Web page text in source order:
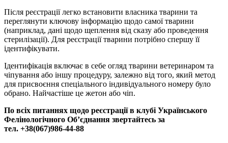
Після реєстрації легко встановити власника тварини та
переглянути ключову інформацію щодо самої тварини
(наприклад, дані щодо щеплення від сказу або проведення
стерилізації). Для реєстрації тварини потрібно спершу її
ідентифікувати.
Ідентифікація включає в себе огляд тварини ветеринаром та
чіпування або іншу процедуру, залежно від того, який метод
для присвоєння спеціального індивідуального номеру було
обрано. Найчастіше це жетон або чіп.
По всіх питаннях щодо реєстрації в клубі Українського
Фелінологічного Об’єднання звертайтесь за
тел. +38(067)986-44-88